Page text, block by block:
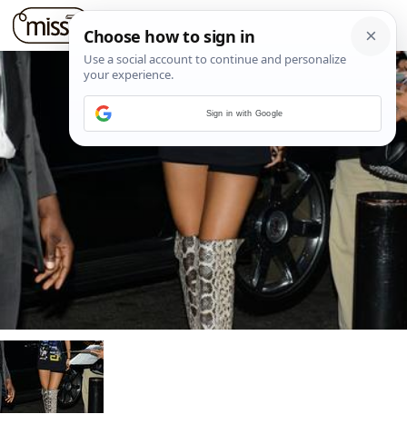
Sign in with Google